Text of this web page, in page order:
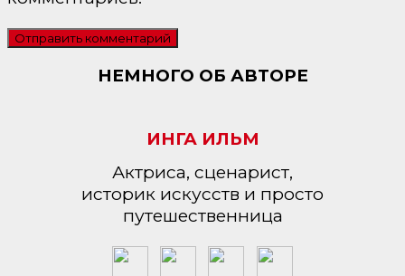
НЕМНОГО ОБ АВТОРЕ
ИНГА ИЛЬМ
Актриса, сценарист,
историк искусств и просто
путешественница